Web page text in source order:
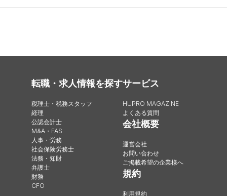
転職・求人情報を探す
税理士・税務スタッフ
経理
公認会計士
M&A・FAS
人事・労務
社会保険労務士
法務・知財
弁護士
財務
CFO
サービス
HUPRO MAGAZINE
よくある質問
会社概要
運営会社
お問い合わせ
ご掲載希望の企業様へ
規約
利用規約